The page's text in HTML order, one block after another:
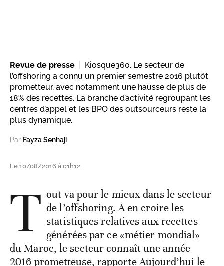
Revue de presse
Kiosque360. Le secteur de
l’offshoring a connu un premier semestre 2016 plutôt
prometteur, avec notamment une hausse de plus de
18% des recettes. La branche d’activité regroupant les
centres d’appel et les BPO des outsourceurs reste la
plus dynamique.
Par Fayza Senhaji
Le 10/08/2016 à 01h12
T out va pour le mieux dans le secteur
de l’offshoring. A en croire les
statistiques relatives aux recettes
générées par ce «métier mondial»
du Maroc, le secteur connaît une année
2016 prometteuse, rapporte Aujourd’hui le